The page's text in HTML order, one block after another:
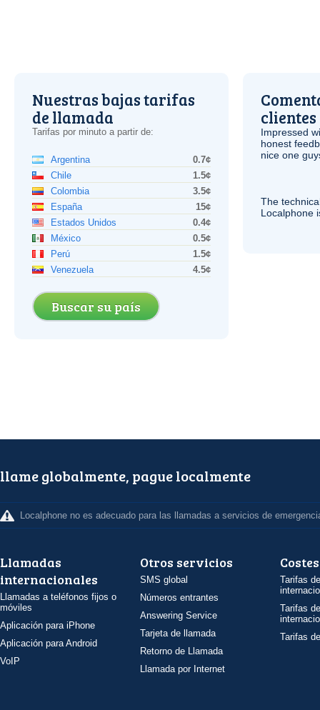
Nuestras bajas tarifas
de llamada
Tarifas por minuto a partir de:
Argentina
0.7¢
Chile
1.5¢
Colombia
3.5¢
España
15¢
Estados Unidos
0.4¢
México
0.5¢
Perú
1.5¢
Venezuela
4.5¢
Buscar su país
clientes
Impressed
honest
nice one
The
Localphone
llame globalmente, pague localmente
Localphone no es adecuado para las llamadas a servicios de
Llamadas
internacionales
Llamadas a teléfonos fijos o
móviles
Aplicación para iPhone
Aplicación para Android
VoIP
Otros servicios
SMS global
Números entrantes
Answering Service
Tarjeta de llamada
Retorno de Llamada
Llamada por Internet
Costes
Tarifas
Tarifas
Tarifas